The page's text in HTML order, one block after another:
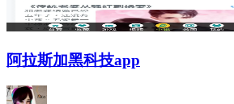
阿拉斯加黑科技app